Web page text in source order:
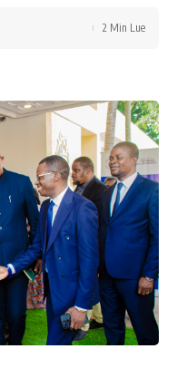
2 Min Lue